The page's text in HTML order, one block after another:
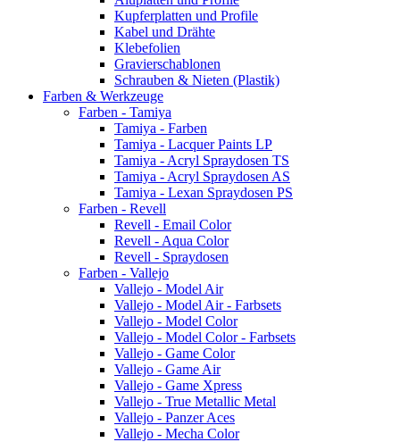
Kupferplatten und Profile
Kabel und Drähte
Klebefolien
Gravierschablonen
Schrauben & Nieten (Plastik)
Farben & Werkzeuge
Farben - Tamiya
Tamiya - Farben
Tamiya - Lacquer Paints LP
Tamiya - Acryl Spraydosen TS
Tamiya - Acryl Spraydosen AS
Tamiya - Lexan Spraydosen PS
Farben - Revell
Revell - Email Color
Revell - Aqua Color
Revell - Spraydosen
Farben - Vallejo
Vallejo - Model Air
Vallejo - Model Air - Farbsets
Vallejo - Model Color
Vallejo - Model Color - Farbsets
Vallejo - Game Color
Vallejo - Game Air
Vallejo - Game Xpress
Vallejo - True Metallic Metal
Vallejo - Panzer Aces
Vallejo - Mecha Color